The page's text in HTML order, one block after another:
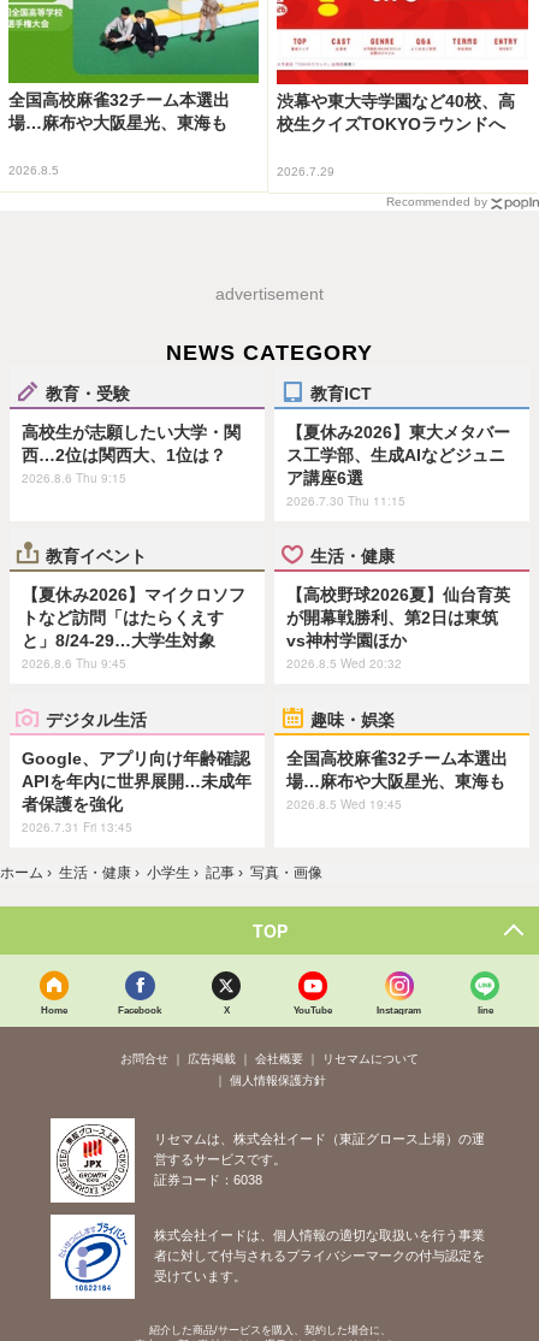
全国高校麻雀32チーム本選出
場…麻布や大阪星光、東海も
2026.8.5
渋幕や東大寺学園など40校、高
校生クイズTOKYOラウンドへ
2026.7.29
Recommended by
advertisement
NEWS CATEGORY
教育・受験
高校生が志願したい大学・関
西…2位は関西大、1位は？
2026.8.6 Thu 9:15
教育ICT
【夏休み2026】東大メタバー
ス工学部、生成AIなどジュニ
ア講座6選
2026.7.30 Thu 11:15
教育イベント
【夏休み2026】マイクロソフ
トなど訪問「はたらくえす
と」8/24-29…大学生対象
2026.8.6 Thu 9:45
生活・健康
【高校野球2026夏】仙台育英
が開幕戦勝利、第2日は東筑
vs神村学園ほか
2026.8.5 Wed 20:32
デジタル生活
Google、アプリ向け年齢確認
APIを年内に世界展開…未成年
者保護を強化
2026.7.31 Fri 13:45
趣味・娯楽
全国高校麻雀32チーム本選出
場…麻布や大阪星光、東海も
2026.8.5 Wed 19:45
ホーム › 生活・健康 › 小学生 › 記事 › 写真・画像
TOP
Home Facebook X YouTube Instagram line
お問合せ 広告掲載 会社概要
リセマムについて
個人情報保護方針
リセマムは、株式会社イード（東証グロース上場）の運
営するサービスです。
証券コード：6038
株式会社イードは、個人情報の適切な取扱いを行う事業
者に対して付与されるプライバシーマークの付与認定を
受けています。
紹介した商品/サービスを購入、契約した場合に、